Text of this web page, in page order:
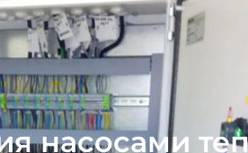
насосами